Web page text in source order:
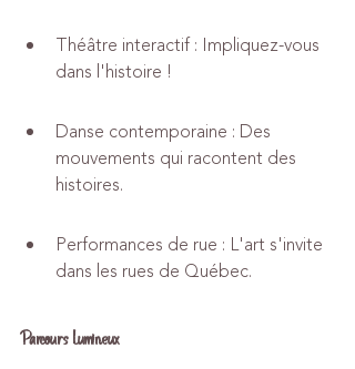
Théâtre interactif : Impliquez-vous
dans l'histoire !
Danse contemporaine : Des
mouvements qui racontent des
histoires.
Performances de rue : L'art s'invite
dans les rues de Québec.
Parcours Lumineux